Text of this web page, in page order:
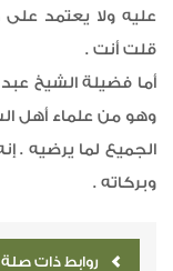
عليه ولا يعتمد على
قلت أنت .
أما فضيلة الشيخ
وهو من علماء أهل
الجميع لما يرضيه .
وبركاته .
روابط ذات صلة